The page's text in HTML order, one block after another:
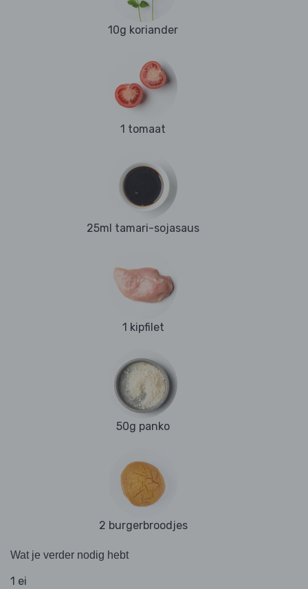
10g koriander
1 tomaat
25ml tamari-sojasaus
1 kipfilet
50g panko
2 burgerbroodjes
Wat je verder nodig hebt
1 ei